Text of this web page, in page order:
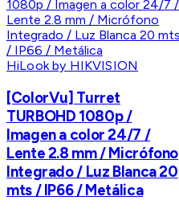
HiLook by HIKVISION
[ColorVu] Turret
TURBOHD 1080p /
Imagen a color 24/7 /
Lente 2.8 mm / Micrófono
Integrado / Luz Blanca 20
mts / IP66 / Metálica